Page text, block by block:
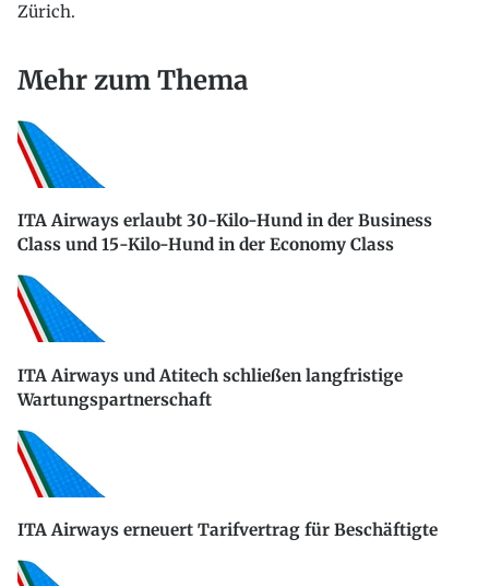
Zürich.
Mehr zum Thema
ITA Airways erlaubt 30-Kilo-Hund in der Business
Class und 15-Kilo-Hund in der Economy Class
ITA Airways und Atitech schließen langfristige
Wartungspartnerschaft
ITA Airways erneuert Tarifvertrag für Beschäftigte